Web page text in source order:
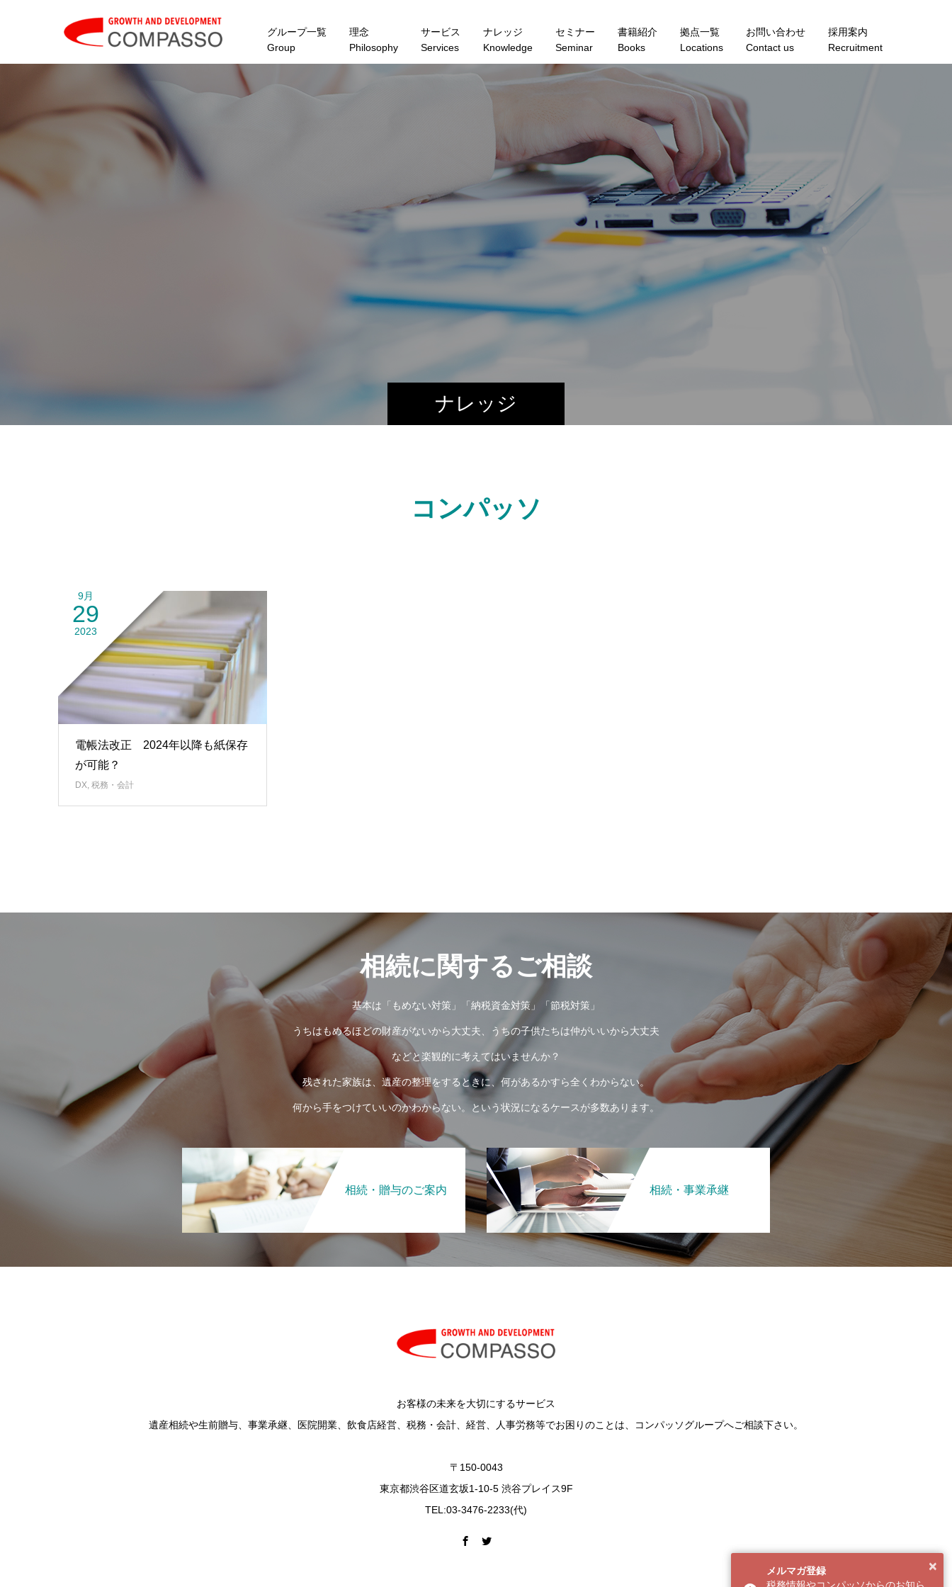
グループ一覧
Group
理念
Philosophy
サービス
Services
ナレッジ
Knowledge
セミナー
Seminar
書籍紹介
Books
拠点一覧
Locations
お問い合わせ
Contact us
採用案内
Recruitment
ナレッジ
KNO W
コンパッソ
9月
29
2023
電帳法改正 2024年以降も紙保存
が可能？
DX, 税務・会計
相続に関するご相談
基本は「もめない対策」「納税資金対策」「節税対策」
うちはもめるほどの財産がないから大丈夫、うちの子供たちは仲がいいから大丈夫
などと楽観的に考えてはいませんか？
残された家族は、遺産の整理をするときに、何があるかすら全くわからない。
何から手をつけていいのかわからない。という状況になるケースが多数あります。
相続・贈与のご案内 相続・事業承継
お客様の未来を大切にするサービス
遺産相続や生前贈与、事業承継、医院開業、飲食店経営、税務・会計、経営、人事労務等でお困りのことは、コンパッソグループへご相談下さい。
〒150-0043
東京都渋谷区道玄坂1-10-5 渋谷プレイス9F
TEL:03-3476-2233(代)
×
メルマガ登録